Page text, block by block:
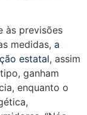
às previsões
medidas, a
estatal, assim
ganham
enquanto o